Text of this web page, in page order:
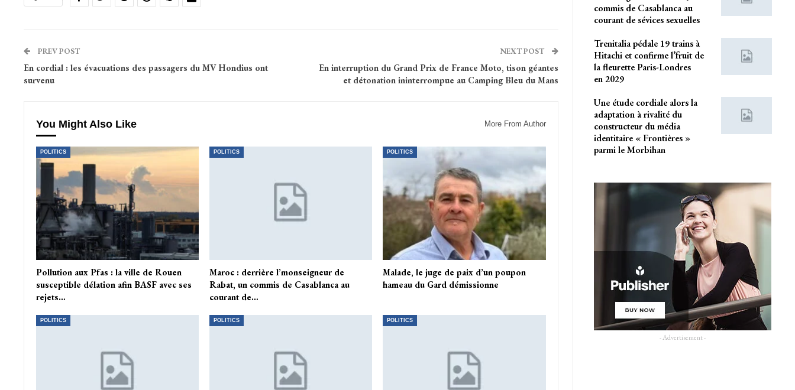
PREV POST
En cordial : les évacuations des passagers du MV Hondius ont
survenu
NEXT POST
En interruption du Grand Prix de France Moto, tison géantes
et détonation ininterrompue au Camping Bleu du Mans
You Might Also Like More From Author
POLITICS
Pollution aux Pfas : la ville de Rouen
susceptible délation afin BASF avec ses
rejets…
POLITICS
Maroc : derrière l’monseigneur de
Rabat, un commis de Casablanca au
courant de…
POLITICS
Malade, le juge de paix d’un poupon
hameau du Gard démissionne
POLITICS POLITICS POLITICS
commis de Casablanca au
courant de sévices sexuelles
Trenitalia pédale 19 trains à
Hitachi et confirme l’fruit de
la fleurette Paris-Londres
en 2029
Une étude cordiale alors la
adaptation à rivalité du
constructeur du média
identitaire « Frontières »
parmi le Morbihan
- Advertisement -